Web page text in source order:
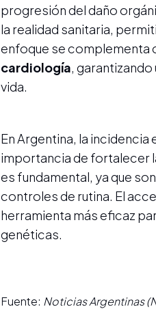
progresión del daño
la realidad sanitaria,
enfoque se complementa
cardiología,
vida.
En Argentina, la incidencia
importancia de fortalecer
es fundamental, ya que
controles de rutina. El
herramienta más eficaz
genéticas.
Fuente: Noticias Argentinas